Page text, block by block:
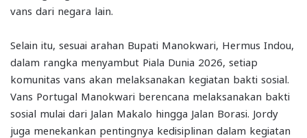
vans dari negara lain.
Selain itu, sesuai arahan Bupati Manokwari, Hermus Indou,
dalam rangka menyambut Piala Dunia 2026, setiap
komunitas vans akan melaksanakan kegiatan bakti sosial.
Vans Portugal Manokwari berencana melaksanakan bakti
sosial mulai dari Jalan Makalo hingga Jalan Borasi. Jordy
juga menekankan pentingnya kedisiplinan dalam kegiatan